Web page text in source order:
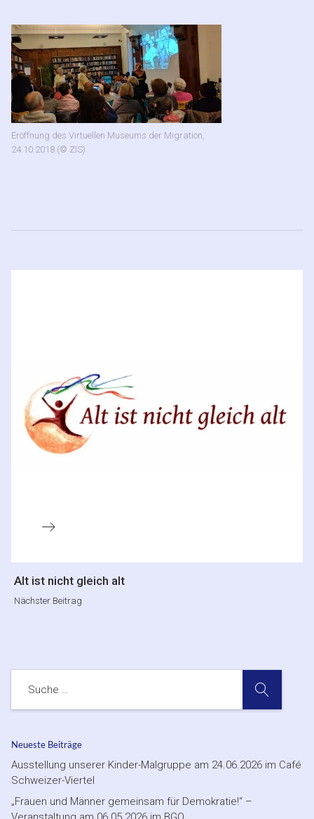
Eröffnung des Virtuellen Museums der Migration,
24.10.2018 (© ZIS)
Nächster
Beitrag
Alt ist nicht gleich alt
Nächster Beitrag
Neueste Beiträge
Ausstellung unserer Kinder-Malgruppe am 24.06.2026 im Café
Schweizer-Viertel
„Frauen und Männer gemeinsam für Demokratie!“ –